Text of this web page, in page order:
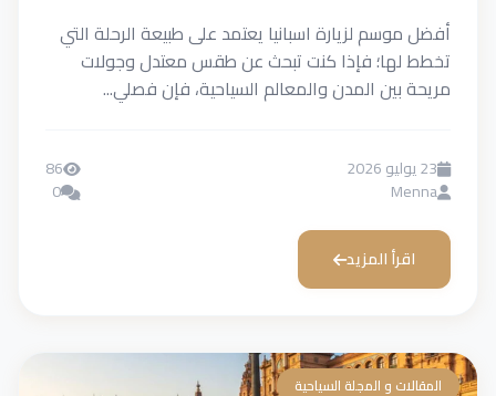
أفضل موسم لزيارة اسبانيا يعتمد على طبيعة الرحلة التي
تخطط لها؛ فإذا كنت تبحث عن طقس معتدل وجولات
مريحة بين المدن والمعالم السياحية، فإن فصلي...
23 يوليو 2026
Menna
86
0
اقرأ المزيد
المقالات و المجلة السياحية